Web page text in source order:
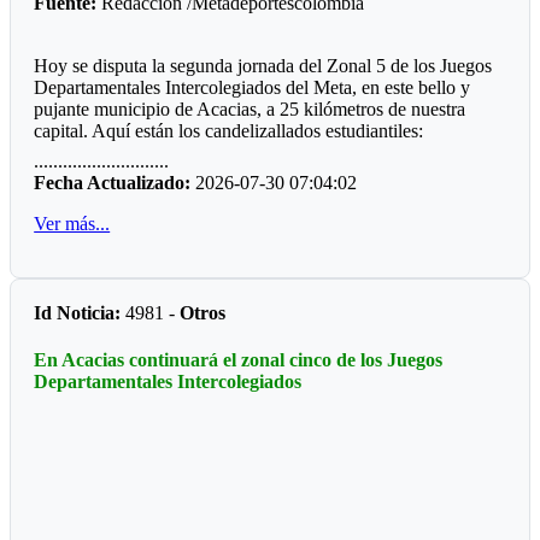
Salomé Cortés (suelo)
Sara Ñustes (barras)
Salomé Castro (suelo)
Salomé castro (2) (En viga y barras)
Hoy se disputa la segunda jornada del Zonal 5 de los Juegos
Departamentales Intercolegiados del Meta, en este bello y
pujante municipio de Acacias, a 25 kilómetros de nuestra
capital. Aquí están los candelizallados estudiantiles:
*Grado 1*
Nos impresionó la calidad de ida de su habitantes .que tiene
una ciudad limpia, bien señalizada, con unos muy buenos
todo vapor avanza la construcción de la nueva plaza de
Tiene un buen servicio de transporte tanto urbano como
............................
Fecha Actualizado: 2026-07-30 07:04:02
Ver más...
Id Noticia: 4981 -Otros
En Acacias continuará el zonal cinco de los Juegos
Departamentales Intercolegiados